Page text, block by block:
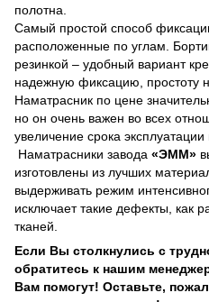
полотна.
Самый простой способ
расположенные по углам.
резинкой – удобный вариант
надежную фиксацию, простоту
Наматрасник по цене
но он очень важен во всех
увеличение срока эксплуатации
Наматрасники завода «ЭММ»
изготовлены из лучших
выдерживать режим
исключает такие дефекты, как
тканей.
Если Вы столкнулись с
обратитесь к нашим
Вам помогут! Оставьте,